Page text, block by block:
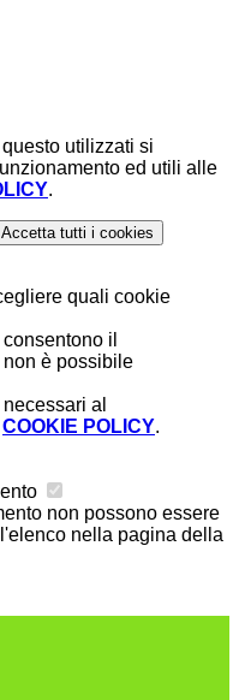
utilizzati si
ed utili alle
.
Accetta tutti i cookies
quali cookie
il
è possibile
al
COOKIE POLICY.
non possono essere
nella pagina della